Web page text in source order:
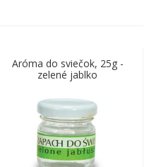
Aróma do sviečok, 25g -
zelené jablko